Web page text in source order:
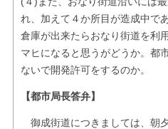
れ、加えて４か所目が造成中で
倉庫が出来たらおなり街道を利
マヒになると思うがどうか。都
ないで開発許可をするのか。
【都市局長答弁】
御成街道につきましては、朝